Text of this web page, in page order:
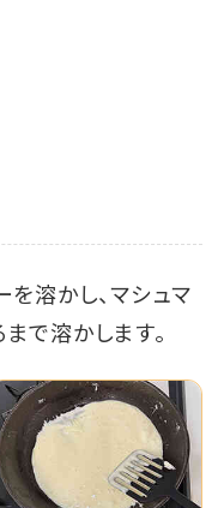
を溶かし、マシュマ
で溶かします。